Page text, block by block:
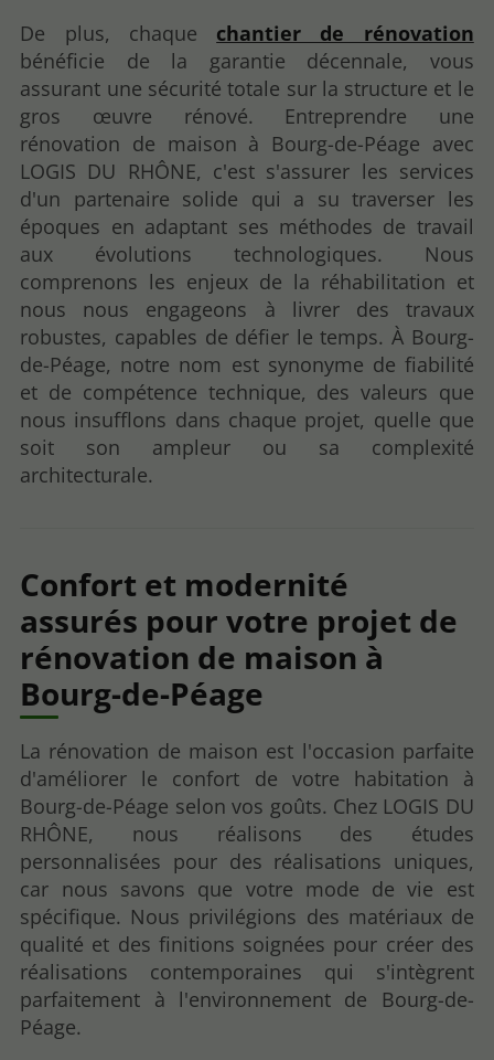
De plus, chaque chantier de rénovation
bénéficie de la garantie décennale, vous
assurant une sécurité totale sur la structure et le
gros œuvre rénové. Entreprendre une
rénovation de maison à Bourg-de-Péage avec
LOGIS DU RHÔNE, c'est s'assurer les services
d'un partenaire solide qui a su traverser les
époques en adaptant ses méthodes de travail
aux évolutions technologiques. Nous
comprenons les enjeux de la réhabilitation et
nous nous engageons à livrer des travaux
robustes, capables de défier le temps. À Bourg-
de-Péage, notre nom est synonyme de fiabilité
et de compétence technique, des valeurs que
nous insufflons dans chaque projet, quelle que
soit son ampleur ou sa complexité
architecturale.
Confort et modernité
assurés pour votre projet de
rénovation de maison à
Bourg-de-Péage
La rénovation de maison est l'occasion parfaite
d'améliorer le confort de votre habitation à
Bourg-de-Péage selon vos goûts. Chez LOGIS DU
RHÔNE, nous réalisons des études
personnalisées pour des réalisations uniques,
car nous savons que votre mode de vie est
spécifique. Nous privilégions des matériaux de
qualité et des finitions soignées pour créer des
réalisations contemporaines qui s'intègrent
parfaitement à l'environnement de Bourg-de-
Péage.